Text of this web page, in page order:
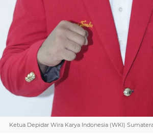
Ketua Depidar Wira Karya Indonesia (WKI)